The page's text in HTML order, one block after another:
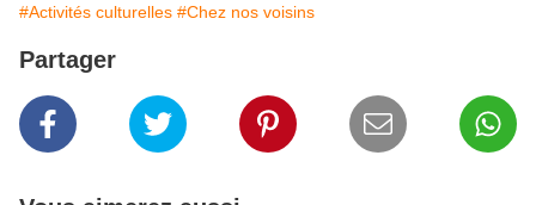
#Activités culturelles #Chez nos voisins
Partager